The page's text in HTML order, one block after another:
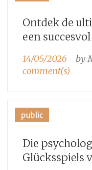
de
maio
de
Ontdek de
een
14/05/2026 by
comment(s)
public
Die
Glücksspiels